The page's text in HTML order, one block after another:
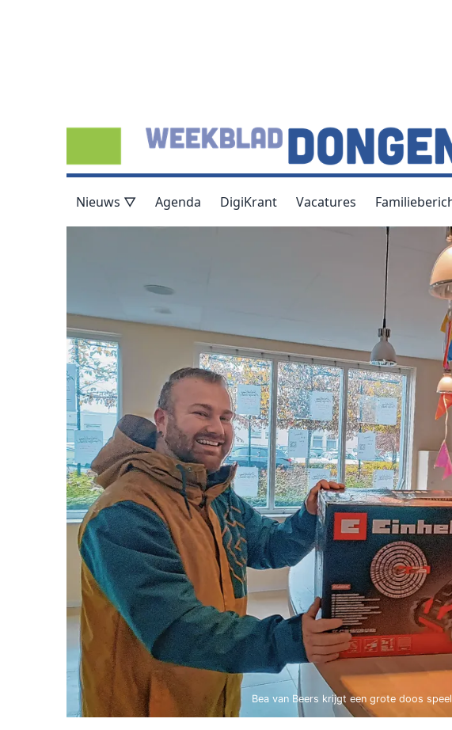
Nieuws ▽ Agenda DigiKrant Vacatures
Bea van Beers krijgt een grote doos